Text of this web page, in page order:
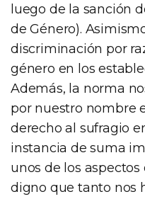
luego de la sanción
de Género).
discriminación por
género en los
Además, la norma
por nuestro nombre
derecho al sufragio
instancia de suma
unos de los
digno que tanto nos